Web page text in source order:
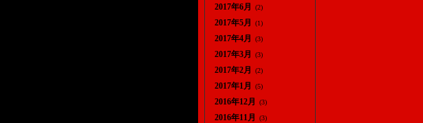
2017年6月 (2)
2017年5月 (1)
2017年4月 (3)
2017年3月 (3)
2017年2月 (2)
2017年1月 (5)
2016年12月 (3)
2016年11月 (3)